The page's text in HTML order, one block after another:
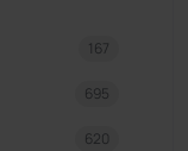
167
695
620